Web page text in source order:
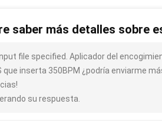
saber más detalles sobre
file specified. Aplicador del
que inserta 350BPM ¿podría enviarme
su respuesta.